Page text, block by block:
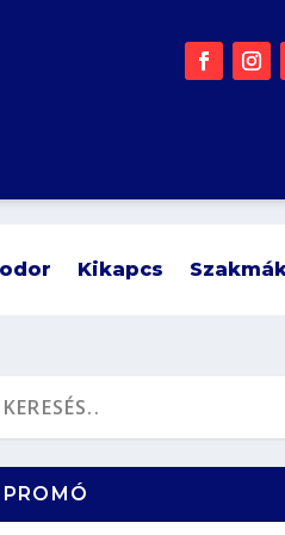
Kikapcs
PROMÓ